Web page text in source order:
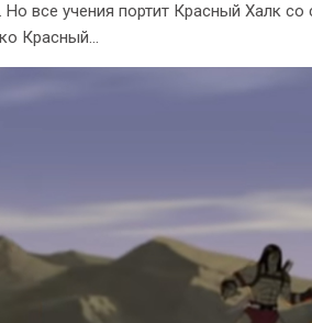
все учения портит Красный Халк со
Красный...